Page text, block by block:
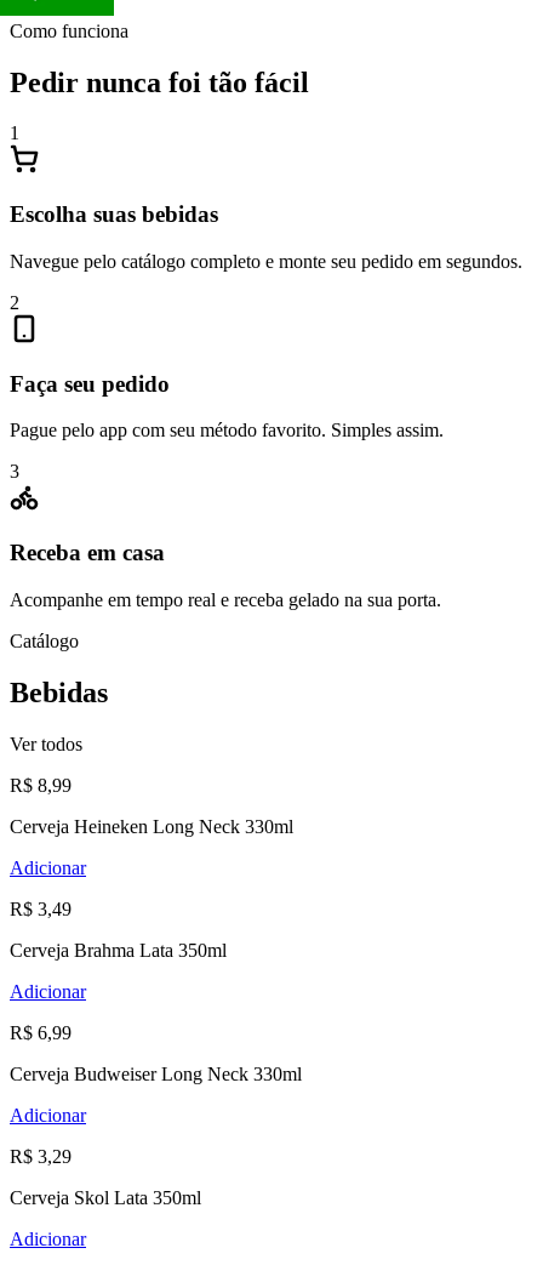
Como funciona
Pedir nunca foi tão fácil
1
Escolha suas bebidas
Navegue pelo catálogo completo e monte seu pedido em segundos.
2
Faça seu pedido
Pague pelo app com seu método favorito. Simples assim.
3
Receba em casa
Acompanhe em tempo real e receba gelado na sua porta.
Catálogo
Bebidas
Ver todos
R$ 8,99
Cerveja Heineken Long Neck 330ml
Adicionar
R$ 3,49
Cerveja Brahma Lata 350ml
Adicionar
R$ 6,99
Cerveja Budweiser Long Neck 330ml
Adicionar
R$ 3,29
Cerveja Skol Lata 350ml
Adicionar